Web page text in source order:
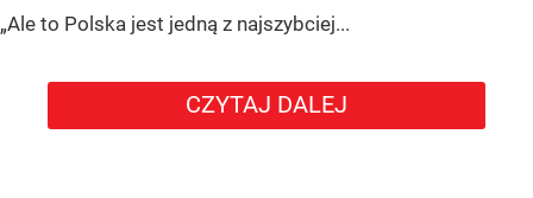
„Ale to Polska jest jedną z najszybciej...
CZYTAJ DALEJ